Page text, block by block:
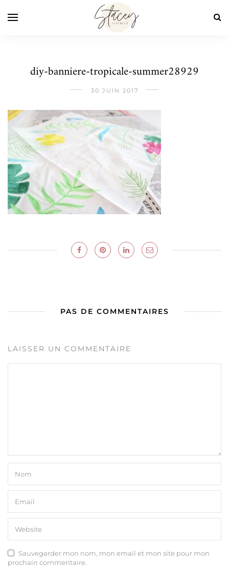
diy-banniere-tropicale-summer28929
30 JUIN 2017
PAS DE COMMENTAIRES
LAISSER UN COMMENTAIRE
Sauvegarder mon nom, mon email et mon site pour mon
prochain commentaire.